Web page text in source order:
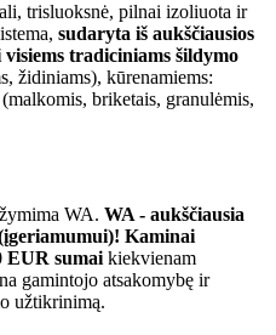
trisluoksnė, pilnai izoliuota ir
sudaryta iš aukščiausios
tradiciniams šildymo
židiniams), kūrenamiems:
briketais, granulėmis,
WA. WA - aukščiausia
Kaminai
EUR sumaikiekvienam
gamintojo atsakomybę ir
užtikrinimą.